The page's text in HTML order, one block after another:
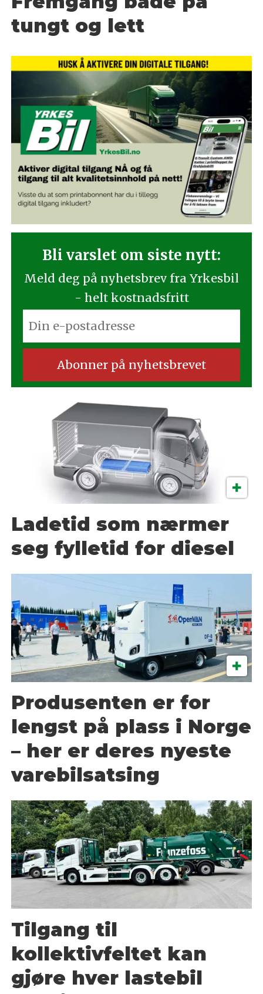
tungt og lett
Bli varslet om siste nytt:
Meld deg på nyhetsbrev fra Yrkesbil
- helt kostnadsfritt
Ladetid som nærmer
seg fylletid for diesel
Produsenten er for
lengst på plass i Norge
– her er deres nyeste
varebilsatsing
Tilgang til
kollektivfeltet kan
gjøre hver lastebil